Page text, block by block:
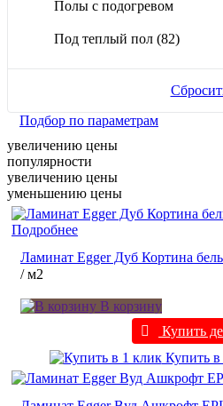
Полы с подогревом
Под теплый пол (82)
Подбор по параметрам
увеличению цены
популярности
увеличению цены
уменьшению цены
Подробнее
Ламинат Egger Дуб Кортина
/ м2
В корзину
Купить
Купить в